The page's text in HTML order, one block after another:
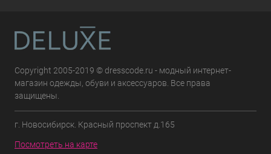
Copyright 2005-2019 © dresscode.ru - модный интернет-
магазин одежды, обуви и аксессуаров. Все права
защищены.
г. Новосибирск. Красный проспект д.165
Посмотреть на карте